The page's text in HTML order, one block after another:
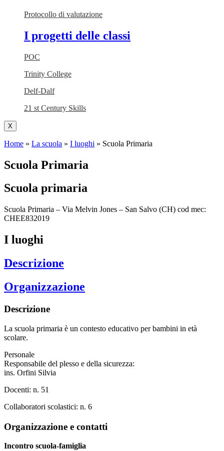
Protocollo di valutazione
I progetti delle classi
POC
Trinity College
Delf-Dalf
21 st Century Skills
X
Home » La scuola » I luoghi » Scuola Primaria
Scuola Primaria
Scuola primaria
Scuola Primaria – Via Melvin Jones – San Salvo (CH) cod mec:
CHEE832019
I luoghi
Descrizione
Organizzazione
Descrizione
La scuola primaria è un contesto educativo per bambini in età
scolare.
Personale
Responsabile del plesso e della sicurezza:
ins. Orfini Silvia
Docenti: n. 51
Collaboratori scolastici: n. 6
Organizzazione e contatti
Incontro scuola-famiglia